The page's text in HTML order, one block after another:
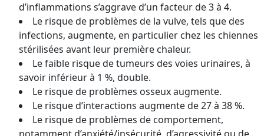
d’inflammations s’aggrave d’un facteur de 3 à 4.
Le risque de problèmes de la vulve, tels que des
infections, augmente, en particulier chez les chiennes
stérilisées avant leur première chaleur.
Le faible risque de tumeurs des voies urinaires, à
savoir inférieur à 1 %, double.
Le risque de problèmes osseux augmente.
Le risque d’interactions augmente de 27 à 38 %.
Le risque de problèmes de comportement,